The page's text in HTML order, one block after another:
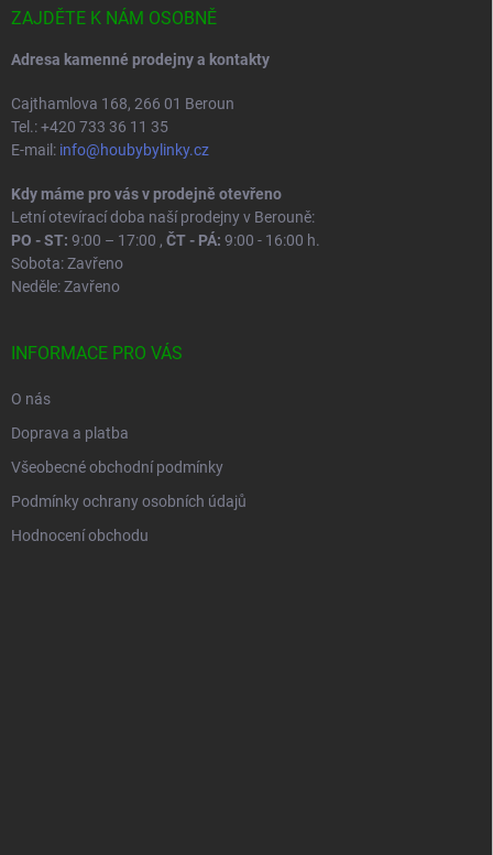
ZAJDĚTE K NÁM OSOBNĚ
Adresa kamenné prodejny a kontakty
Cajthamlova 168, 266 01 Beroun
Tel.: +420 733 36 11 35
E-mail: info@houbybylinky.cz
Kdy máme pro vás v prodejně otevřeno
Letní otevírací doba naší prodejny v Berouně:
PO - ST: 9:00 – 17:00 , ČT - PÁ: 9:00 - 16:00 h.
Sobota: Zavřeno
Neděle: Zavřeno
INFORMACE PRO VÁS
O nás
Doprava a platba
Všeobecné obchodní podmínky
Podmínky ochrany osobních údajů
Hodnocení obchodu